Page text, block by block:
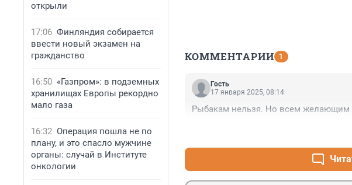
открыли
17:06 Финляндия собирается
ввести новый экзамен на
гражданство
16:50 «Газпром»: в подземных
хранилищах Европы рекордно
мало газа
16:32 Операция пошла не по
плану, и это спасло мужчине
органы: случай в Институте
онкологии
КОММЕНТАРИИ 1
Гость
17 января 2025, 08:14
Рыбакам нельзя. Но всем